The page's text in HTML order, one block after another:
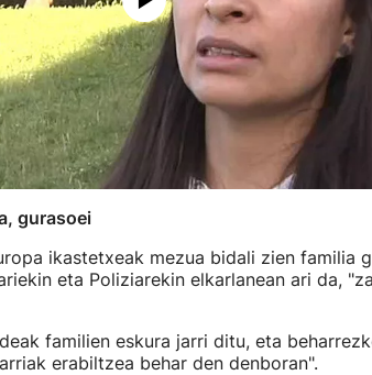
gurasoei
ikastetxeak mezua bidali zien familia
eta Poliziarekin elkarlanean ari da,
familien eskura jarri ditu, eta
erabiltzea behar den denboran".